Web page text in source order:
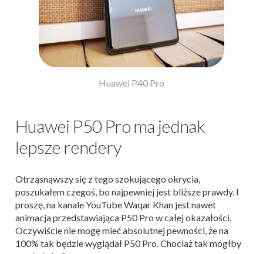
Huawei P40 Pro
Huawei P50 Pro ma jednak
lepsze rendery
Otrząsnąwszy się z tego szokującego okrycia,
poszukałem czegoś, bo najpewniej jest bliższe prawdy. I
proszę, na kanale YouTube Waqar Khan jest nawet
animacja przedstawiająca P50 Pro w całej okazałości.
Oczywiście nie mogę mieć absolutnej pewności, że na
100% tak będzie wyglądał P50 Pro. Chociaż tak mógłby